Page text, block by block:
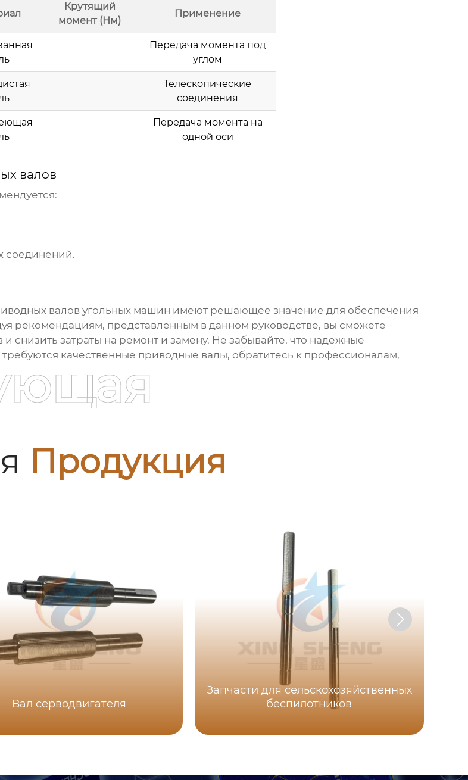
Крутящий
момент (Нм)
Применение
Передача момента под
углом
Телескопические
соединения
Передача момента на
одной оси
валов
соединений.
валов угольных машин имеют решающее значение для обеспечения
рекомендациям, представленным в данном руководстве, вы сможете
и снизить затраты на ремонт и замену. Не забывайте, что надежные
качественные приводные валы, обратитесь к профессионалам,
Продукция
Вал серводвигателя
Запчасти для сельскохозяйственных
беспилотников